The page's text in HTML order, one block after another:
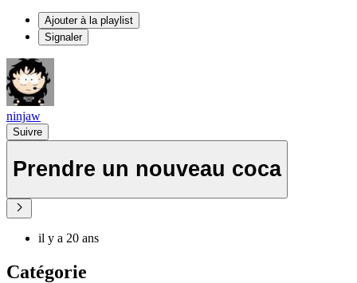
Ajouter à la playlist
Signaler
ninjaw
Suivre
Prendre un nouveau coca
il y a 20 ans
Catégorie